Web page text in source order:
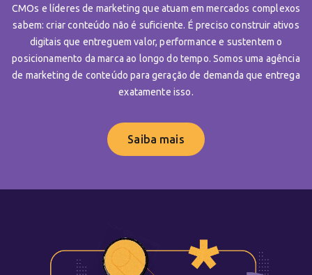
CMOs e líderes de marketing que atuam em mercados complexos
sabem: criar conteúdo não é suficiente. É preciso construir ativos
digitais que entreguem valor, performance e sustentem o
posicionamento da marca ao longo do tempo. Somos uma agência
de marketing de conteúdo para geração de demanda que entrega
exatamente isso.
Saiba mais